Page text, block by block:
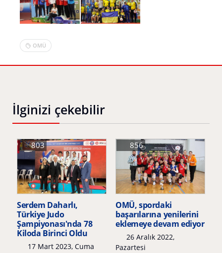
OMÜ
İlginizi çekebilir
Serdem Daharlı,
Türkiye Judo
Şampiyonası'nda 78
Kiloda Birinci Oldu
17 Mart 2023, Cuma
803
OMÜ, spordaki
başarılarına yenilerini
eklemeye devam ediyor
26 Aralık 2022,
Pazartesi
856